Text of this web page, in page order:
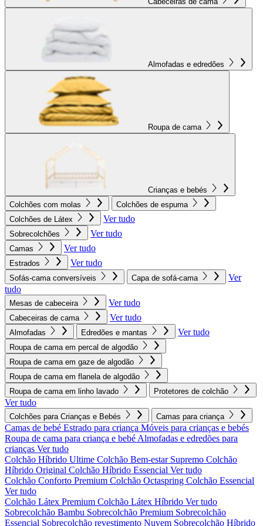
Almofadas e edredões
Roupa de cama
Crianças e bebés
Colchões com molas
Colchões de espuma
Colchões de Látex
Ver tudo
Sobrecolchões Ver tudo
Camas Ver tudo
Estrados Ver tudo
Sofás-cama conversíveis Capa de sofá-cama
Ver
tudo
Mesas de cabeceira Ver tudo
Cabeceiras de cama Ver tudo
Almofadas Edredões e mantas Ver tudo
Roupa de cama em percal de algodão
Roupa de cama em gaze de algodão
Roupa de cama em flanela de algodão
Roupa de cama em linho lavado
Protetores de colchão
Ver tudo
Colchões para Crianças e Bebés Camas para criança
Camas de bebé Estrado para criança Móveis para crianças e bebés
Roupa de cama para criança e bebé Almofadas e edredões para
crianças Ver tudo
Colchão Híbrido Ultime Colchão Bem-estar Supremo Colchão
Híbrido Original Colchão Híbrido Essencial Ver tudo
Colchão Conforto Premium Colchão Octaspring Colchão Essencial
Ver tudo
Colchão Látex Premium Colchão Látex Híbrido Ver tudo
Sobrecolchão Bambu Sobrecolchão Premium Sobrecolchão
Essencial Sobrecolchão revestimento Nuvem Sobrecolchão Híbrido